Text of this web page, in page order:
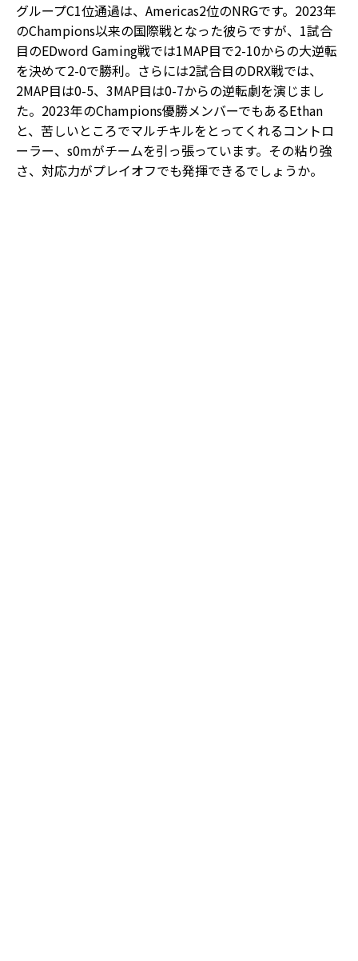
グループC1位通過は、Americas2位のNRGです。2023年
のChampions以来の国際戦となった彼らですが、1試合
目のEDword Gaming戦では1MAP目で2-10からの大逆転
を決めて2-0で勝利。さらには2試合目のDRX戦では、
2MAP目は0-5、3MAP目は0-7からの逆転劇を演じまし
た。2023年のChampions優勝メンバーでもあるEthan
と、苦しいところでマルチキルをとってくれるコントロ
ーラー、s0mがチームを引っ張っています。その粘り強
さ、対応力がプレイオフでも発揮できるでしょうか。